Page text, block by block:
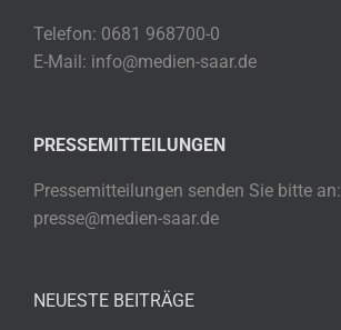
Telefon: 0681 968700-0
E-Mail: info@medien-saar.de
PRESSEMITTEILUNGEN
Pressemitteilungen senden Sie bitte an:
presse@medien-saar.de
NEUESTE BEITRÄGE